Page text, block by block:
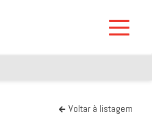
Voltar à listagem